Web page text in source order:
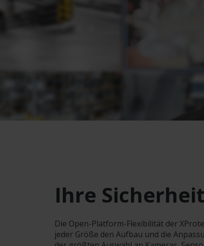
Ihre
Die Open-Platform-Flexibilität der
jeder Größe den Aufbau und die